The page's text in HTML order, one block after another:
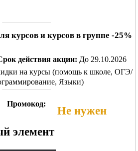
курсов и курсов в группе -25%
действия акции: До 29.10.2026
на курсы (помощь к школе, ОГЭ/
Языки)
Промокод:
Не нужен